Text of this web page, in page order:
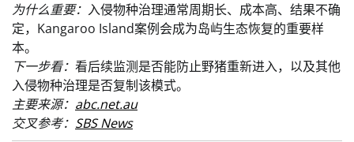
为什么重要： 入侵物种治理通常周期长、成本高、结果不确
定，Kangaroo Island案例会成为岛屿生态恢复的重要样
本。
下一步看： 看后续监测是否能防止野猪重新进入，以及其他
入侵物种治理是否复制该模式。
主要来源： abc.net.au
交叉参考： SBS News